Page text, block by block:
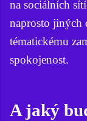
na sociálních
naprosto jiných
tématickému
spokojenost.
A jaký